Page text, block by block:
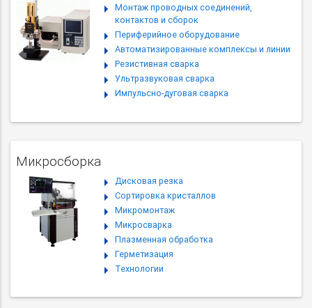
Монтаж проводных соединений,
контактов и сборок
Периферийное оборудование
Автоматизированные комплексы и линии
Резистивная сварка
Ультразвуковая сварка
Импульсно-дуговая сварка
Микросборка
Дисковая резка
Cортировка кристаллов
Микромонтаж
Микросварка
Плазменная обработка
Герметизация
Технологии